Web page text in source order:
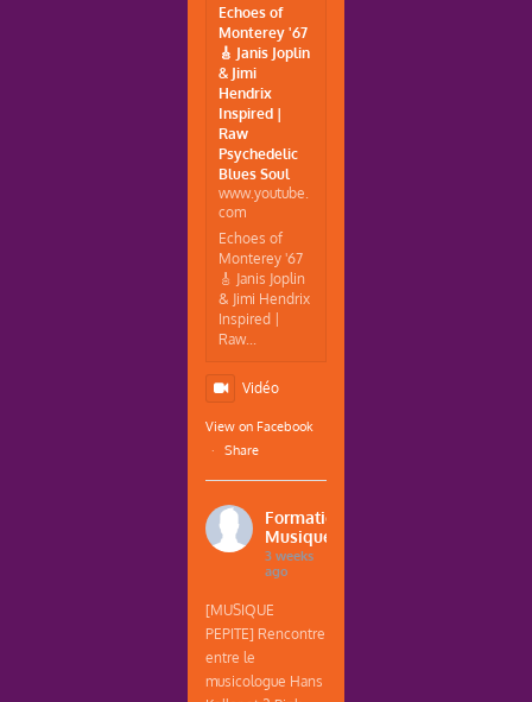
Echoes of
Monterey '67
🎸 Janis Joplin
& Jimi
Hendrix
Inspired |
Raw
Psychedelic
Blues Soul
www.youtube.
com
Echoes of
Monterey '67
🎸 Janis Joplin
& Jimi Hendrix
Inspired |
Raw...
Vidéo
View on Facebook
·
Share
Formations
Musique
3 weeks
ago
[MUSIQUE
PEPITE] Rencontre
entre le
musicologue Hans